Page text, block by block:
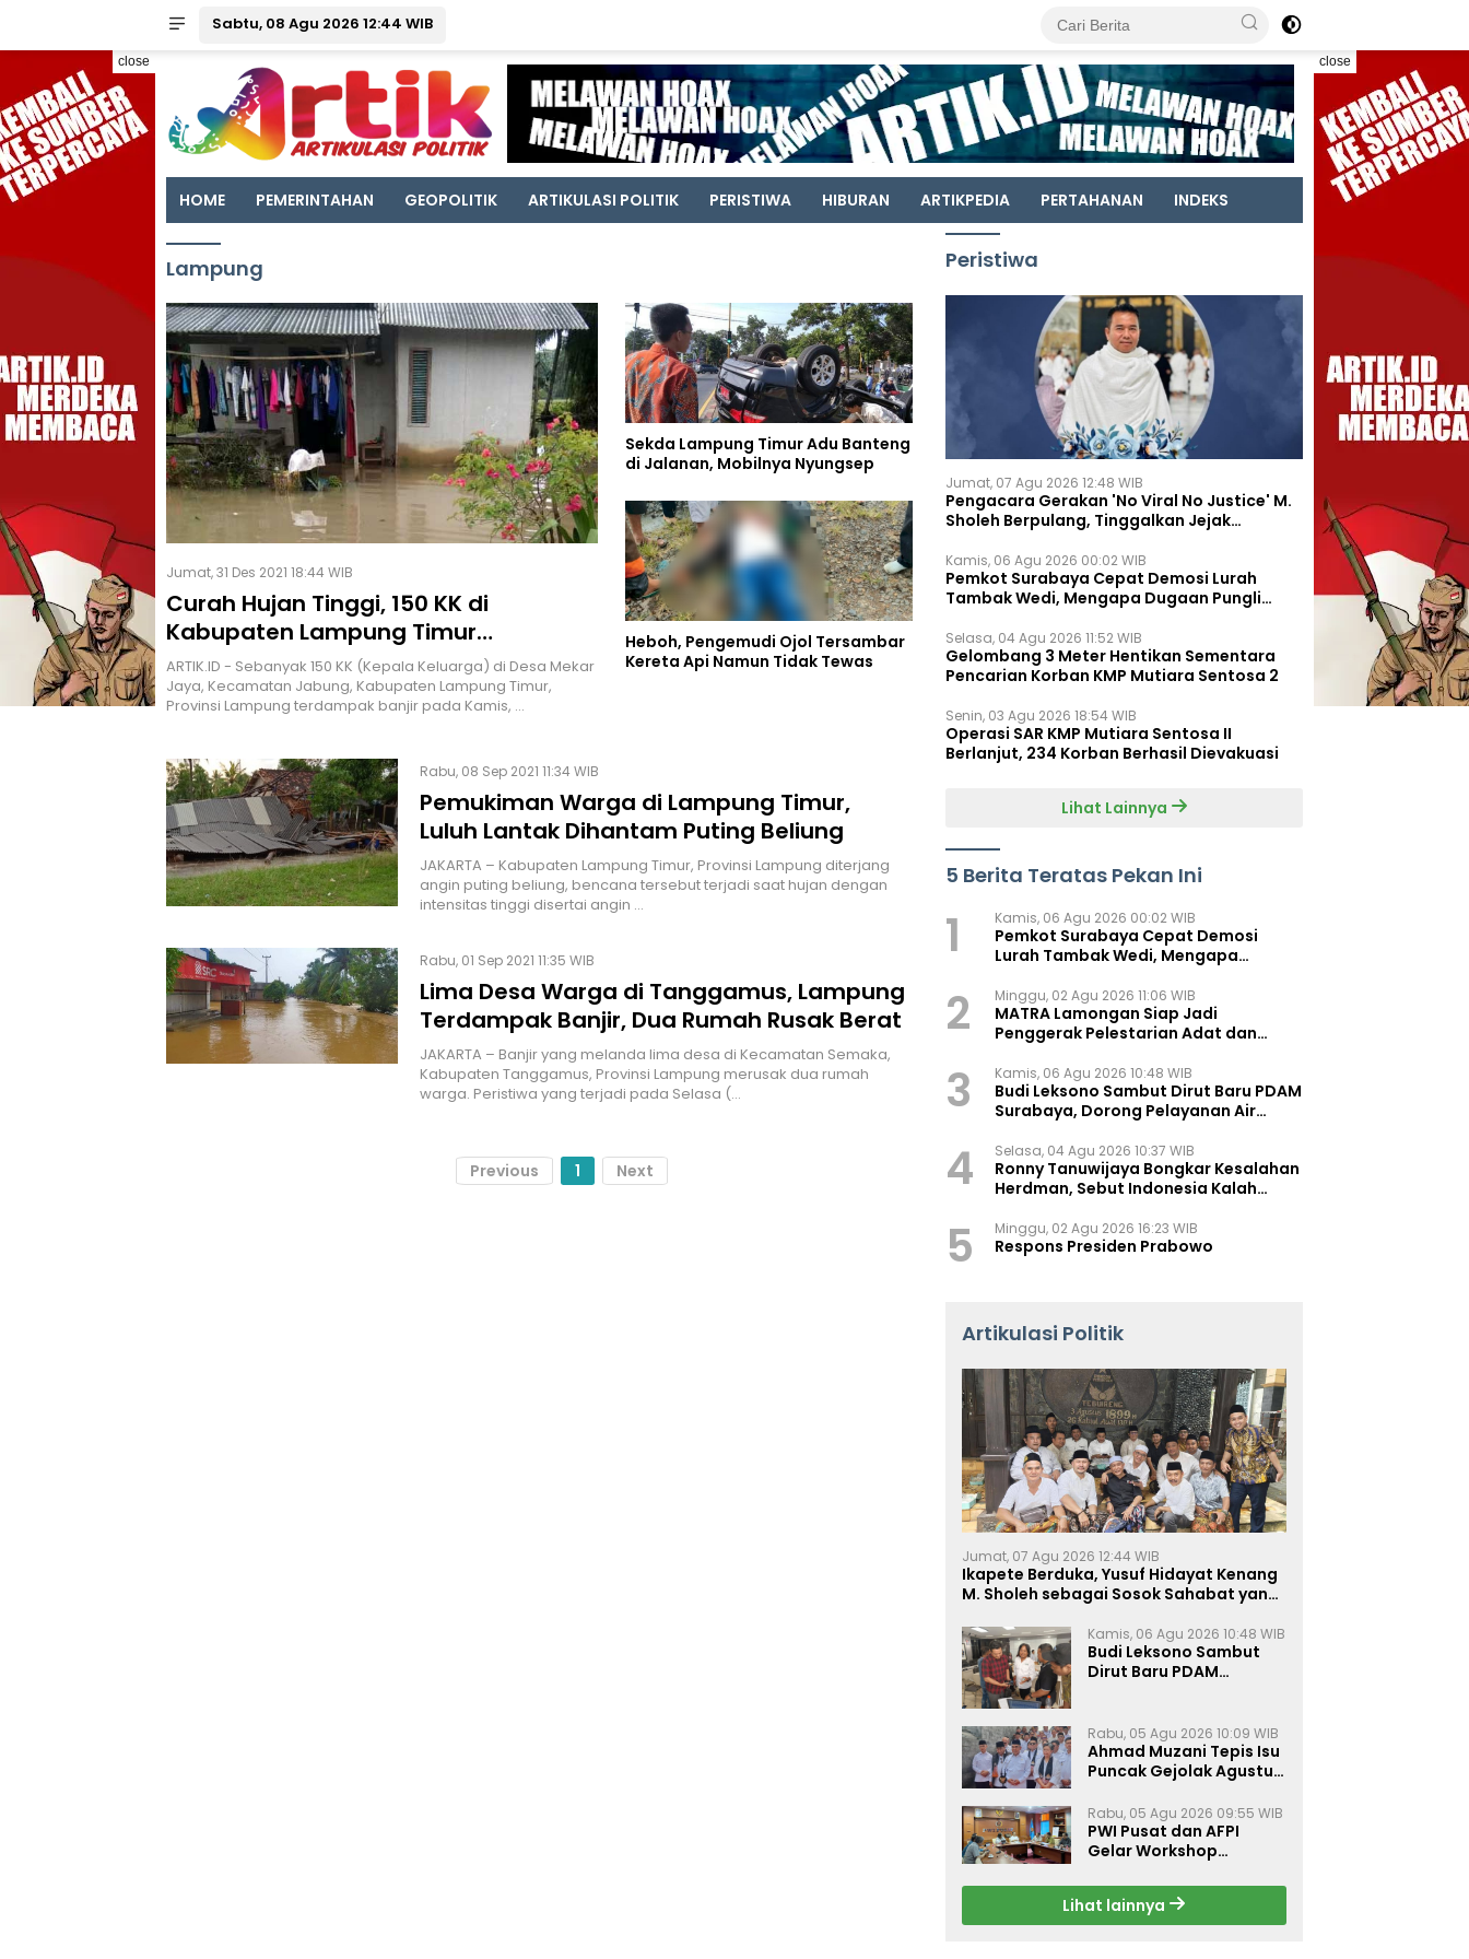
Sabtu, 08 Agu 2026 12:44 WIB
close close
HOME PEMERINTAHAN GEOPOLITIK ARTIKULASI POLITIK PERISTIWA HIBURAN ARTIKPEDIA PERTAHANAN INDEKS
Lampung
Jumat, 31 Des 2021 18:44 WIB
Curah Hujan Tinggi, 150 KK di
Kabupaten Lampung Timur
Terendam Banjir
ARTIK.ID - Sebanyak 150 KK (Kepala Keluarga) di Desa Mekar
Jaya, Kecamatan Jabung, Kabupaten Lampung Timur,
Provinsi Lampung terdampak banjir pada Kamis, …
Sekda Lampung Timur Adu Banteng
di Jalanan, Mobilnya Nyungsep
Heboh, Pengemudi Ojol Tersambar
Kereta Api Namun Tidak Tewas
Rabu, 08 Sep 2021 11:34 WIB
Pemukiman Warga di Lampung Timur,
Luluh Lantak Dihantam Puting Beliung
JAKARTA – Kabupaten Lampung Timur, Provinsi Lampung diterjang
angin puting beliung, bencana tersebut terjadi saat hujan dengan
intensitas tinggi disertai angin …
Rabu, 01 Sep 2021 11:35 WIB
Lima Desa Warga di Tanggamus, Lampung
Terdampak Banjir, Dua Rumah Rusak Berat
JAKARTA – Banjir yang melanda lima desa di Kecamatan Semaka,
Kabupaten Tanggamus, Provinsi Lampung merusak dua rumah
warga. Peristiwa yang terjadi pada Selasa (…
Previous 1 Next
Peristiwa
Jumat, 07 Agu 2026 12:48 WIB
Pengacara Gerakan 'No Viral No Justice' M.
Sholeh Berpulang, Tinggalkan Jejak
Kamis, 06 Agu 2026 00:02 WIB
Pemkot Surabaya Cepat Demosi Lurah
Tambak Wedi, Mengapa Dugaan Pungli
Selasa, 04 Agu 2026 11:52 WIB
Gelombang 3 Meter Hentikan Sementara
Pencarian Korban KMP Mutiara Sentosa 2
Senin, 03 Agu 2026 18:54 WIB
Operasi SAR KMP Mutiara Sentosa II
Berlanjut, 234 Korban Berhasil Dievakuasi
Lihat Lainnya
5 Berita Teratas Pekan Ini
1 Kamis, 06 Agu 2026 00:02 WIB
Pemkot Surabaya Cepat Demosi
Lurah Tambak Wedi, Mengapa
2 Minggu, 02 Agu 2026 11:06 WIB
MATRA Lamongan Siap Jadi
Penggerak Pelestarian Adat dan
3 Kamis, 06 Agu 2026 10:48 WIB
Budi Leksono Sambut Dirut Baru PDAM
Surabaya, Dorong Pelayanan Air
4 Selasa, 04 Agu 2026 10:37 WIB
Ronny Tanuwijaya Bongkar Kesalahan
Herdman, Sebut Indonesia Kalah
5 Minggu, 02 Agu 2026 16:23 WIB
Respons Presiden Prabowo
Artikulasi Politik
Jumat, 07 Agu 2026 12:44 WIB
Ikapete Berduka, Yusuf Hidayat Kenang
M. Sholeh sebagai Sosok Sahabat yang
Kamis, 06 Agu 2026 10:48 WIB
Budi Leksono Sambut
Dirut Baru PDAM
Makin Prima
Rabu, 05 Agu 2026 10:09 WIB
Ahmad Muzani Tepis Isu
Puncak Gejolak Agustus
Perkuat Persatuan
Rabu, 05 Agu 2026 09:55 WIB
PWI Pusat dan AFPI
Gelar Workshop
Inklusi Keuangan, dan
Perlindungan Publik
Lihat lainnya